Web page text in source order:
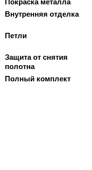
Покраска металла
Внутренняя отделка
Петли
Защита от снятия
полотна
Полный комплект